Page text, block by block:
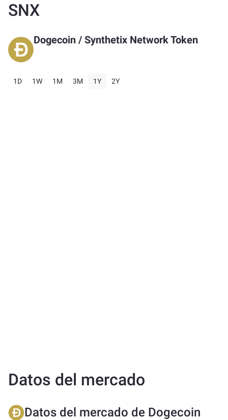
SNX
Dogecoin / Synthetix Network Token
1D 1W 1M 3M 1Y 2Y
Datos del mercado
Datos del mercado de Dogecoin